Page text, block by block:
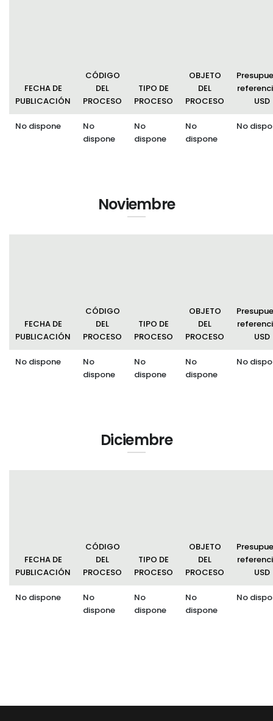
Plan Anual Contratación - PAC
Plan Operativo Anual - POA
Convenios Institucionales
Procesos de contratación
Ejecución Presupuestaria
FECHA DE
PUBLICACIÓN
CÓDIGO
DEL
PROCESO
TIPO DE
PROCESO
OBJETO
DEL
PROCESO
USD
No dispone
No
dispone
No
dispone
No
dispone
No
Noviembre
FECHA DE
PUBLICACIÓN
CÓDIGO
DEL
PROCESO
TIPO DE
PROCESO
OBJETO
DEL
PROCESO
USD
No dispone
No
dispone
No
dispone
No
dispone
No
Diciembre
FECHA DE
PUBLICACIÓN
CÓDIGO
DEL
PROCESO
TIPO DE
PROCESO
OBJETO
DEL
PROCESO
USD
No dispone
No
dispone
No
dispone
No
dispone
No